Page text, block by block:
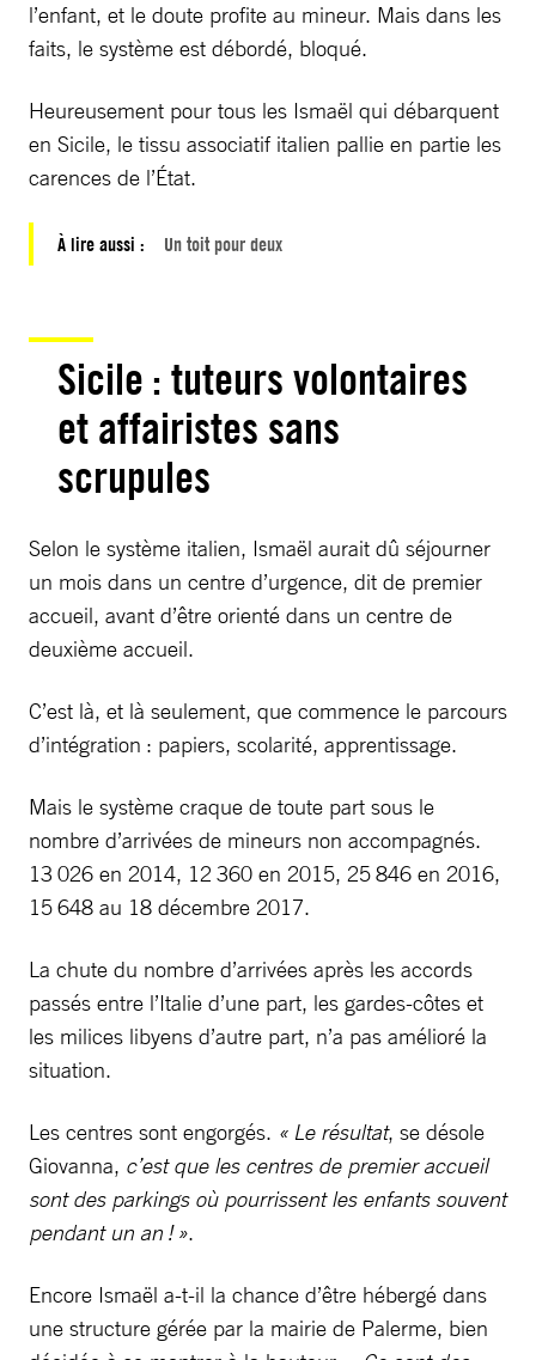
l’enfant, et le doute profite au mineur. Mais dans les
faits, le système est débordé, bloqué.
Heureusement pour tous les Ismaël qui débarquent
en Sicile, le tissu associatif italien pallie en partie les
carences de l’État.
À lire aussi : Un toit pour deux
Sicile : tuteurs volontaires
et affairistes sans
scrupules
Selon le système italien, Ismaël aurait dû séjourner
un mois dans un centre d’urgence, dit de premier
accueil, avant d’être orienté dans un centre de
deuxième accueil.
C’est là, et là seulement, que commence le parcours
d’intégration : papiers, scolarité, apprentissage.
Mais le système craque de toute part sous le
nombre d’arrivées de mineurs non accompagnés.
13 026 en 2014, 12 360 en 2015, 25 846 en 2016,
15 648 au 18 décembre 2017.
La chute du nombre d’arrivées après les accords
passés entre l’Italie d’une part, les gardes-côtes et
les milices libyens d’autre part, n’a pas amélioré la
situation.
Les centres sont engorgés. « Le résultat, se désole
Giovanna, c’est que les centres de premier accueil
sont des parkings où pourrissent les enfants ­souvent
pendant un an ! ».
Encore Ismaël a-t-il la chance d’être hébergé dans
une structure gérée par la mairie de Palerme, bien